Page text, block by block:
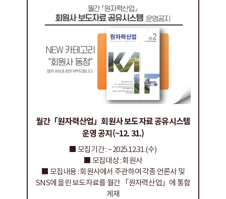
월간「원자력산업」회원사 보도자료 공유시스템
운영 공지(~12. 31.)
■ 모집기간 : ~ 2025.12.31.(수)
■ 모집대상 : 회원사
■ 모집내용 : 회원사에서 주관하여 각종 언론사 및
SNS에 올린 보도자료를 월간 「원자력산업」에 통합
게재